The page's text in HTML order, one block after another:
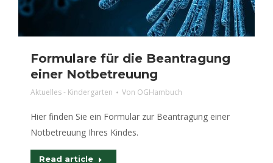
Formulare für die Beantragung
einer Notbetreuung
Aktuelles - Kindergarten Von OGHambuch
Hier finden Sie ein Formular zur Beantragung einer
Notbetreuung Ihres Kindes.
Read article